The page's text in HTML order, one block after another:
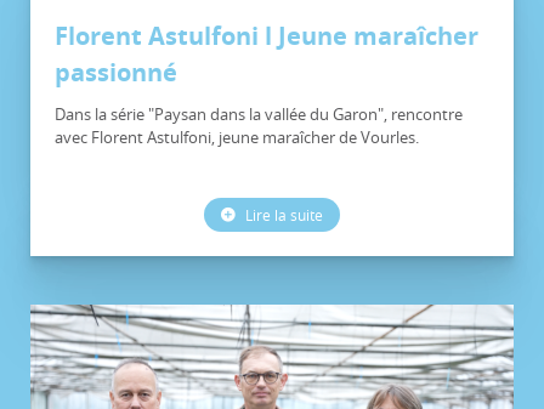
Florent Astulfoni l Jeune maraîcher
passionné
Dans la série "Paysan dans la vallée du Garon", rencontre
avec Florent Astulfoni, jeune maraîcher de Vourles.
Lire la suite